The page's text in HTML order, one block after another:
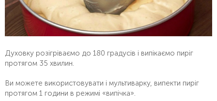
Духовку розігріваємо до 180 градусів і випікаємо пиріг
протягом 35 хвилин.
Ви можете використовувати і мультиварку, випекти пиріг
протягом 1 години в режимі «випічка».